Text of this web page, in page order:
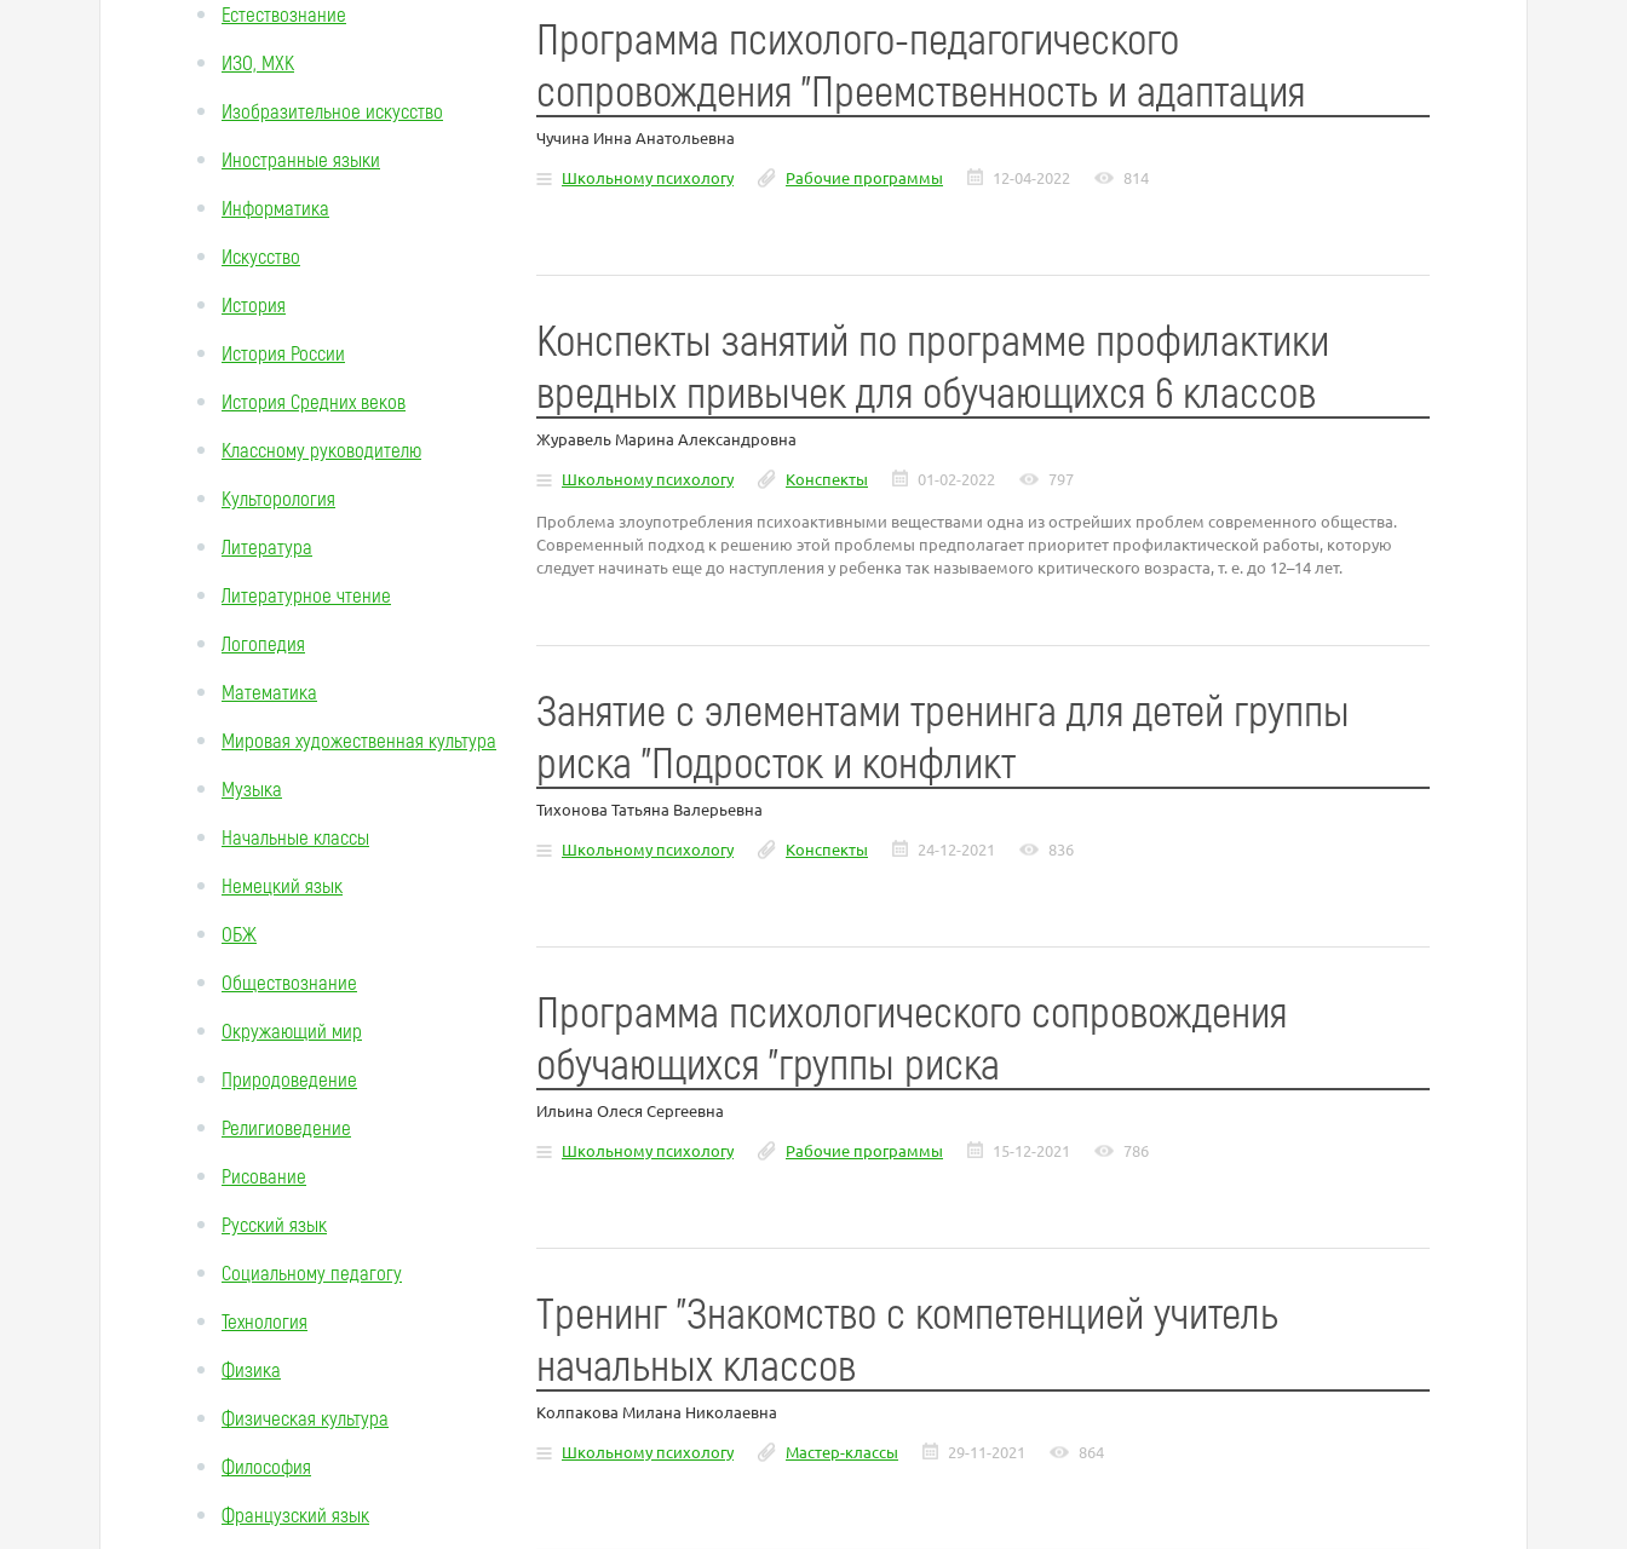
Естествознание
ИЗО, МХК
Изобразительное искусство
Иностранные языки
Информатика
Искусство
История
История России
История Средних веков
Классному руководителю
Культорология
Литература
Литературное чтение
Логопедия
Математика
Мировая художественная культура
Музыка
Начальные классы
Немецкий язык
ОБЖ
Обществознание
Окружающий мир
Природоведение
Религиоведение
Рисование
Русский язык
Социальному педагогу
Технология
Физика
Физическая культура
Философия
Французский язык
Программа психолого-педагогического
сопровождения "Преемственность и адаптация
Чучина Инна Анатольевна
Школьному психологу
Рабочие программы 12-04-2022 814
Конспекты занятий по программе профилактики
вредных привычек для обучающихся 6 классов
Журавель Марина Александровна
Школьному психологу
Конспекты 01-02-2022 797
Проблема злоупотребления психоактивными веществами одна из острейших проблем современного общества.
Современный подход к решению этой проблемы предполагает приоритет профилактической работы, которую
следует начинать еще до наступления у ребенка так называемого критического возраста, т. е. до 12–14 лет.
Занятие с элементами тренинга для детей группы
риска "Подросток и конфликт
Тихонова Татьяна Валерьевна
Школьному психологу
Конспекты 24-12-2021 836
Программа психологического сопровождения
обучающихся "группы риска
Ильина Олеся Сергеевна
Школьному психологу
Рабочие программы 15-12-2021 786
Тренинг "Знакомство с компетенцией учитель
начальных классов
Колпакова Милана Николаевна
Школьному психологу
Мастер-классы 29-11-2021 864